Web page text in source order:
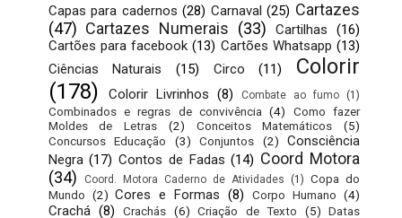
Capas para cadernos (28) Carnaval (25) Cartazes
(47) Cartazes Numerais (33) Cartilhas
(16)
Cartões para facebook (13) Cartões Whatsapp (13)
Ciências Naturais
(15) Circo (11)
Colorir
(178)
Colorir Livrinhos (8) Combate ao fumo (1)
Combinados e regras de convivência (4)
Como fazer
Moldes de Letras
(2) Conceitos Matemáticos
(5)
Concursos Educação
(3) Conjuntos (2)
Consciência
Negra (17) Contos de Fadas (14) Coord Motora
(34)
Coord. Motora Caderno de Atividades (1) Copa do
Mundo (2) Cores e Formas (8) Corpo Humano (4)
Crachá (8) Crachás (6) Criação de Texto (5) Datas